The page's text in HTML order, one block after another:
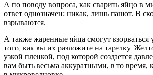
А по поводу вопроса, как сварить яйцо в
ответ однозначен: никак, лишь пашот. В
взрываются.
А также жаренные яйца смогут взорваться
того, как вы их разложите на тарелку.
узкой пленкой, под которой создается
вам быть весьма аккуратными, в то время,